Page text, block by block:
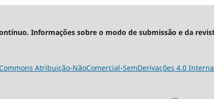
Informações sobre o modo de submissão e da
Atribuição-NãoComercial-SemDerivações 4.0